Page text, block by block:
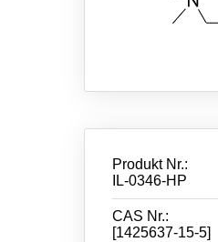
Produkt Nr.:
IL-0346-HP
CAS Nr.:
[1425637-15-5]